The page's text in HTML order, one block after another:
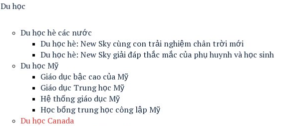
Du học
Du học hè các nước
Du học hè: New Sky cùng con trải nghiệm chân trời mới
Du học hè: New Sky giải đáp thắc mắc của phụ huynh và học sinh
Du học Mỹ
Giáo dục bậc cao của Mỹ
Giáo dục Trung học Mỹ
Hệ thống giáo dục Mỹ
Học bổng trung học công lập Mỹ
Du học Canada